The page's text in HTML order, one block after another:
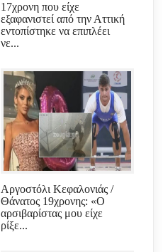
17χρονη που είχε
εξαφανιστεί από την Αττική
εντοπίστηκε να επιπλέει
νε...
Αργοστόλι Κεφαλονιάς /
Θάνατος 19χρονης: «Ο
αρσιβαρίστας μου είχε
ρίξε...